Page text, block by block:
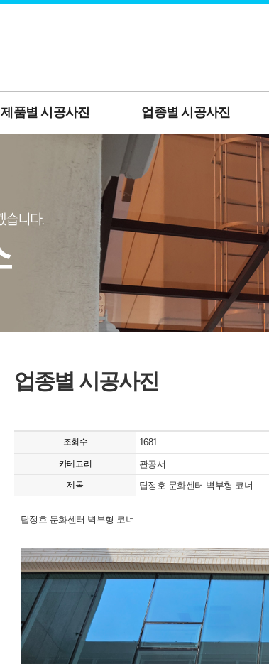
제품별 시공사진 업종별 시공사진
업종별 시공사진
조회수 1681
카테고리 관공서
제목 탑정호 문화센터 벽부형 코너
탑정호 문화센터 벽부형 코너